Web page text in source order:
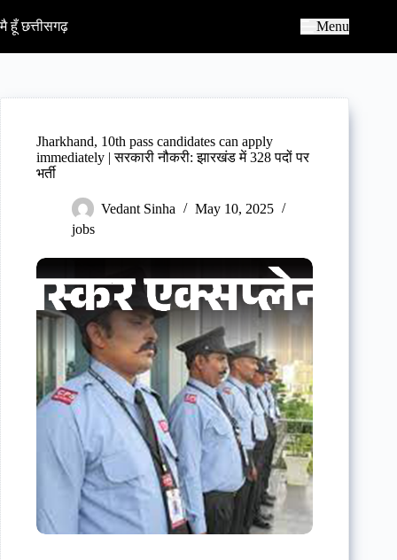
k
p
c
मै हूँ छत्तीसगढ़ Menu
Jharkhand, 10th pass candidates can apply
immediately | सरकारी नौकरी: झारखंड में 328 पदों पर
भर्ती
Vedant Sinha
May 10, 2025
jobs